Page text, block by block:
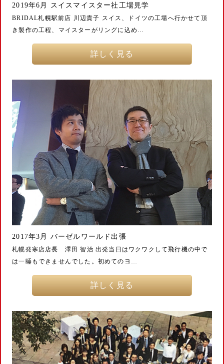
2019年6月 スイスマイスター社工場見学
BRIDAL札幌駅前店 川辺貴子 スイス、ドイツの工場へ行かせて頂
き製作の工程、マイスターがリングに込め…
詳しく見る
2017年3月 バーゼルワールド出張
札幌発寒店店長 澤田 智治 出発当日はワクワクして飛行機の中で
は一睡もできませんでした。初めてのヨ…
詳しく見る